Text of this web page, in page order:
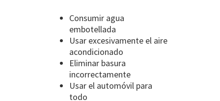
Consumir agua
embotellada
Usar excesivamente el aire
acondicionado
Eliminar basura
incorrectamente
Usar el automóvil para
todo